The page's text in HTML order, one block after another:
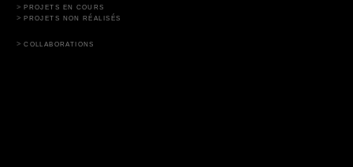
PROJETS EN COURS
PROJETS NON RÉALISÉS
COLLABORATIONS